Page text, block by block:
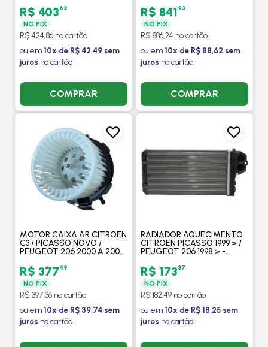
2013 COM AR - PROCOOLER
R$ 40362
NO PIX
R$ 424,86 no cartão
ou em 10x de R$ 42,49 sem
juros no cartão
COMPRAR
2013 COM AR /COM
SUPORTE - GATE
R$ 841 93
NO PIX
R$ 886,24 no cartão
ou em 10x de R$ 88,62 sem
juros no cartão
COMPRAR
MOTOR CAIXA AR CITROEN
C3 / PICASSO NOVO /
PEUGEOT 206 2000 A 2008
R$ 37749
NO PIX
R$ 397,36 no cartão
ou em 10x de R$ 39,74 sem
juros no cartão
RADIADOR AQUECIMENTO
CITROEN PICASSO 1999 > /
PEUGEOT 206 1998 > -
R$ 17337
NO PIX
R$ 182,49 no cartão
ou em 10x de R$ 18,25 sem
juros no cartão